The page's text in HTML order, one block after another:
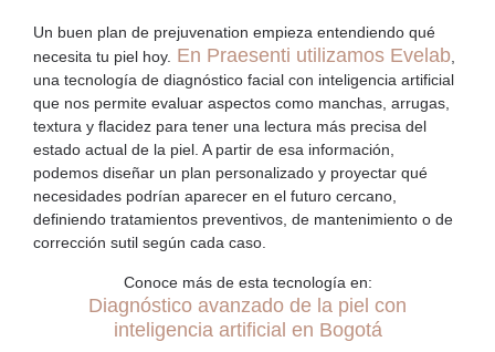
Un buen plan de prejuvenation empieza entendiendo qué
necesita tu piel hoy. En Praesenti utilizamos Evelab,
una tecnología de diagnóstico facial con inteligencia artificial
que nos permite evaluar aspectos como manchas, arrugas,
textura y flacidez para tener una lectura más precisa del
estado actual de la piel. A partir de esa información,
podemos diseñar un plan personalizado y proyectar qué
necesidades podrían aparecer en el futuro cercano,
definiendo tratamientos preventivos, de mantenimiento o de
corrección sutil según cada caso.
Conoce más de esta tecnología en:
Diagnóstico avanzado de la piel con
inteligencia artificial en Bogotá